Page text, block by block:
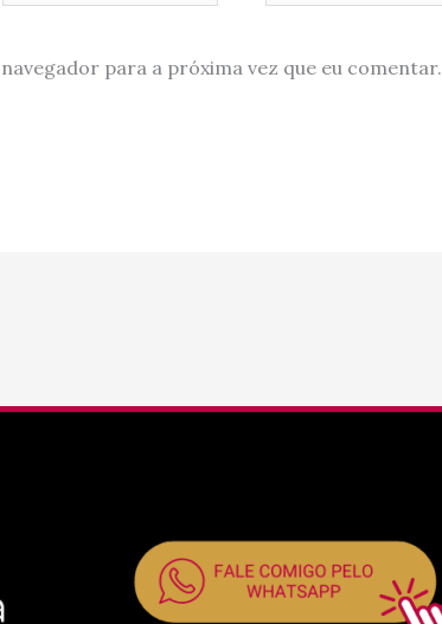
para a próxima vez que eu comentar.